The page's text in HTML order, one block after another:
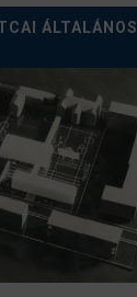
ÁLTALÁNOS